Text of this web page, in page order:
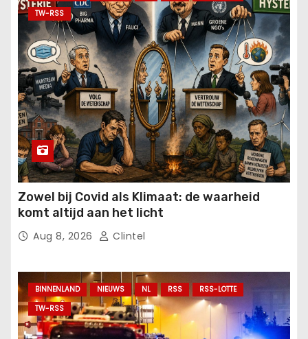
TW-RSS
Zowel bij Covid als Klimaat: de waarheid
komt altijd aan het licht
Aug 8, 2026 Clintel
BINNENLAND NIEUWS NL RSS
RSS-LOTTE
TW-RSS